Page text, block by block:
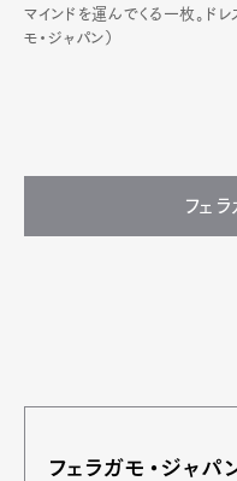
マインドを運んでくる一枚。ド
モ・ジャパン）
フェ
フェラガモ・ジャパ